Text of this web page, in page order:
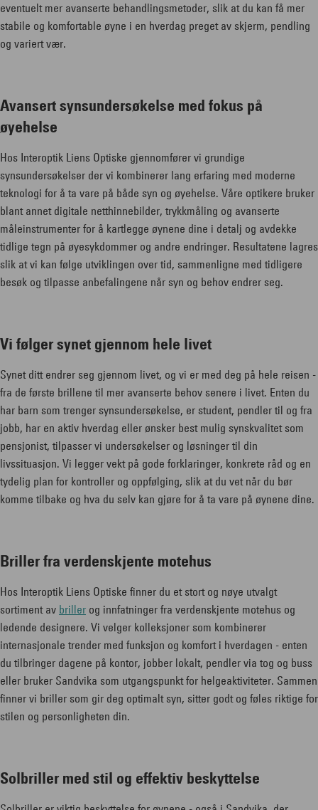
eventuelt mer avanserte behandlingsmetoder, slik at du kan få mer
stabile og komfortable øyne i en hverdag preget av skjerm, pendling
og variert vær.
Avansert synsundersøkelse med fokus på
øyehelse
Hos Interoptik Liens Optiske gjennomfører vi grundige
synsundersøkelser der vi kombinerer lang erfaring med moderne
teknologi for å ta vare på både syn og øyehelse. Våre optikere bruker
blant annet digitale netthinnebilder, trykkmåling og avanserte
måleinstrumenter for å kartlegge øynene dine i detalj og avdekke
tidlige tegn på øyesykdommer og andre endringer. Resultatene lagres
slik at vi kan følge utviklingen over tid, sammenligne med tidligere
besøk og tilpasse anbefalingene når syn og behov endrer seg.
Vi følger synet gjennom hele livet
Synet ditt endrer seg gjennom livet, og vi er med deg på hele reisen -
fra de første brillene til mer avanserte behov senere i livet. Enten du
har barn som trenger synsundersøkelse, er student, pendler til og fra
jobb, har en aktiv hverdag eller ønsker best mulig synskvalitet som
pensjonist, tilpasser vi undersøkelser og løsninger til din
livssituasjon. Vi legger vekt på gode forklaringer, konkrete råd og en
tydelig plan for kontroller og oppfølging, slik at du vet når du bør
komme tilbake og hva du selv kan gjøre for å ta vare på øynene dine.
Briller fra verdenskjente motehus
Hos Interoptik Liens Optiske finner du et stort og nøye utvalgt
sortiment av briller og innfatninger fra verdenskjente motehus og
ledende designere. Vi velger kolleksjoner som kombinerer
internasjonale trender med funksjon og komfort i hverdagen - enten
du tilbringer dagene på kontor, jobber lokalt, pendler via tog og buss
eller bruker Sandvika som utgangspunkt for helgeaktiviteter. Sammen
finner vi briller som gir deg optimalt syn, sitter godt og føles riktige for
stilen og personligheten din.
Solbriller med stil og effektiv beskyttelse